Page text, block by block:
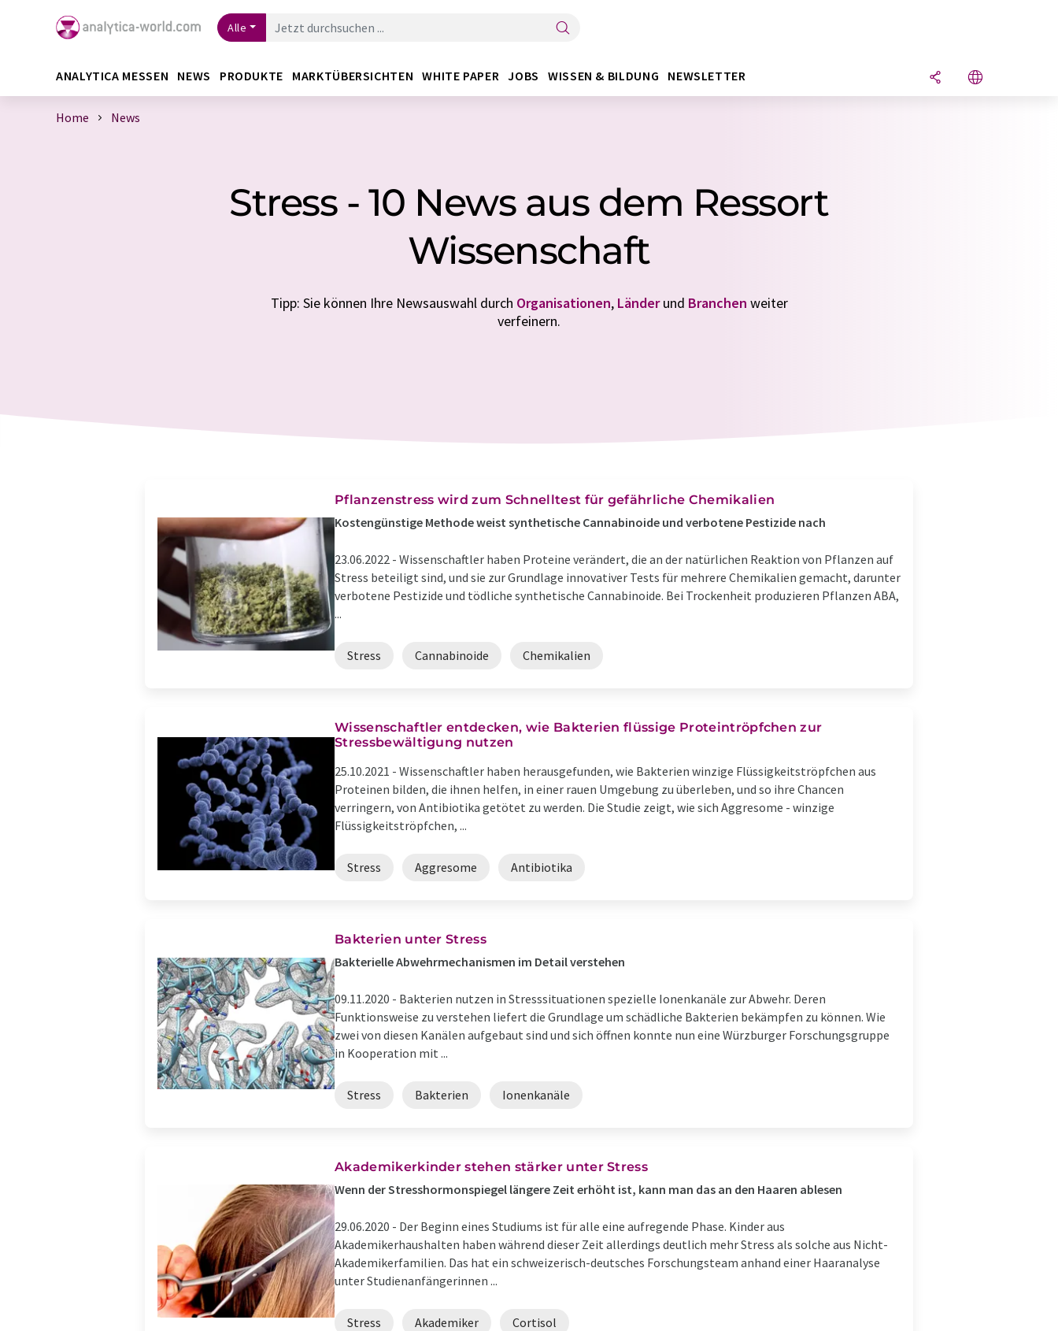
Alle
ANALYTICA MESSEN NEWS PRODUKTE MARKTÜBERSICHTEN WHITE PAPER JOBS WISSEN & BILDUNG NEWSLETTER
Home News
Stress - 10 News aus dem Ressort
Wissenschaft
Tipp: Sie können Ihre Newsauswahl durch Organisationen, Länderund Branchen weiter
verfeinern.
Pflanzenstress wird zum Schnelltest für gefährliche Chemikalien
Kostengünstige Methode weist synthetische Cannabinoide und verbotene Pestizide nach
23.06.2022 - Wissenschaftler haben Proteine verändert, die an der natürlichen Reaktion von Pflanzen auf
Stress beteiligt sind, und sie zur Grundlage innovativer Tests für mehrere Chemikalien gemacht, darunter
verbotene Pestizide und tödliche synthetische Cannabinoide. Bei Trockenheit produzieren Pflanzen ABA,
...
Stress Cannabinoide Chemikalien
Wissenschaftler entdecken, wie Bakterien flüssige Proteintröpfchen zur
Stressbewältigung nutzen
25.10.2021 - Wissenschaftler haben herausgefunden, wie Bakterien winzige Flüssigkeitströpfchen aus
Proteinen bilden, die ihnen helfen, in einer rauen Umgebung zu überleben, und so ihre Chancen
verringern, von Antibiotika getötet zu werden. Die Studie zeigt, wie sich Aggresome - winzige
Flüssigkeitströpfchen, ...
Stress Aggresome Antibiotika
Bakterien unter Stress
Bakterielle Abwehrmechanismen im Detail verstehen
09.11.2020 - Bakterien nutzen in Stresssituationen spezielle Ionenkanäle zur Abwehr. Deren
Funktionsweise zu verstehen liefert die Grundlage um schädliche Bakterien bekämpfen zu können. Wie
zwei von diesen Kanälen aufgebaut sind und sich öffnen konnte nun eine Würzburger Forschungsgruppe
in Kooperation mit ...
Stress Bakterien Ionenkanäle
Akademikerkinder stehen stärker unter Stress
Wenn der Stresshormonspiegel längere Zeit erhöht ist, kann man das an den Haaren ablesen
29.06.2020 - Der Beginn eines Studiums ist für alle eine aufregende Phase. Kinder aus
Akademikerhaushalten haben während dieser Zeit allerdings deutlich mehr Stress als solche aus Nicht-
Akademikerfamilien. Das hat ein schweizerisch-deutsches Forschungsteam anhand einer Haaranalyse
unter Studienanfängerinnen ...
Stress Akademiker Cortisol